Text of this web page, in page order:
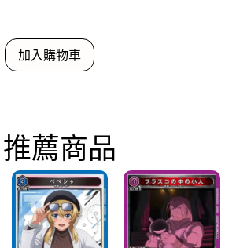
加入購物車
推薦商品